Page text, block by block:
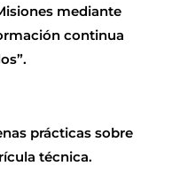
mediante
continua
prácticas sobre
técnica.